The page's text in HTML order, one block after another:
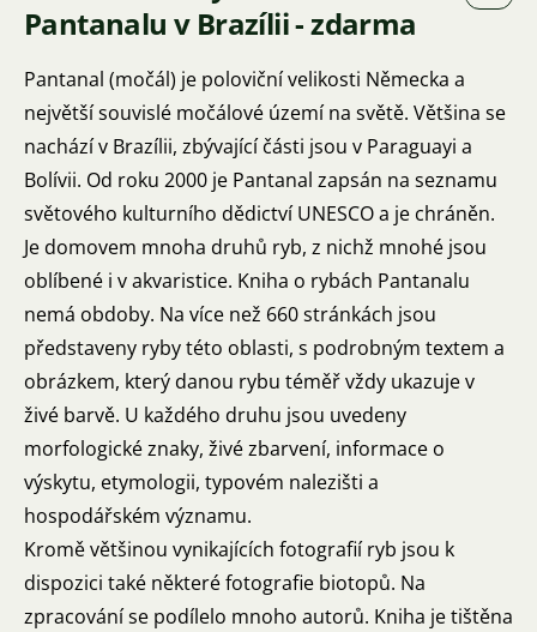
Pantanalu v Brazílii - zdarma
Pantanal (močál) je poloviční velikosti Německa a
největší souvislé močálové území na světě. Většina se
nachází v Brazílii, zbývající části jsou v Paraguayi a
Bolívii. Od roku 2000 je Pantanal zapsán na seznamu
světového kulturního dědictví UNESCO a je chráněn.
Je domovem mnoha druhů ryb, z nichž mnohé jsou
oblíbené i v akvaristice. Kniha o rybách Pantanalu
nemá obdoby. Na více než 660 stránkách jsou
představeny ryby této oblasti, s podrobným textem a
obrázkem, který danou rybu téměř vždy ukazuje v
živé barvě. U každého druhu jsou uvedeny
morfologické znaky, živé zbarvení, informace o
výskytu, etymologii, typovém nalezišti a
hospodářském významu.
Kromě většinou vynikajících fotografií ryb jsou k
dispozici také některé fotografie biotopů. Na
zpracování se podílelo mnoho autorů. Kniha je tištěna